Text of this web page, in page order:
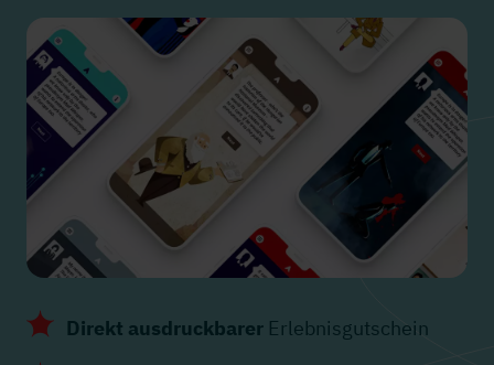
Direkt ausdruckbarer Erlebnisgutschein